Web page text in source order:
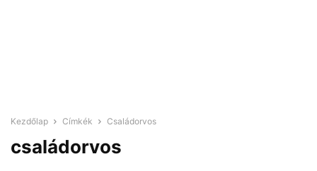
Kezdőlap Címkék Családorvos
családorvos